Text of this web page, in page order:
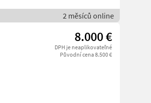
2 měsíců online
8.000 €
DPH je neaplikovateľné
Původní cena 8.500 €